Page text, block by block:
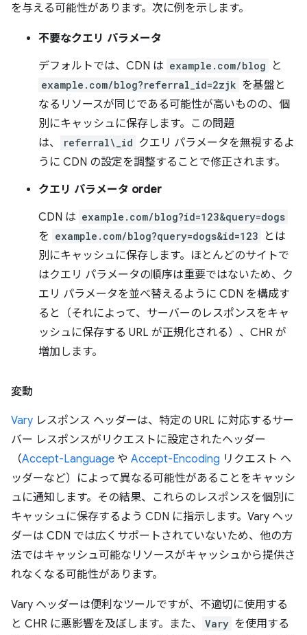
を与える可能性があります。次に例を示します。
不要なクエリ パラメータ
デフォルトでは、CDN は example.com/blog と
example.com/blog?referral_id=2zjk を基盤と
なるリソースが同じである可能性が高いものの、個
別にキャッシュに保存します。この問題
は、
referral\_id クエリ パラメータを無視するよ
うに CDN の設定を調整することで修正されます。
クエリ パラメータ order
CDN は example.com/blog?id=123&query=dogs
を example.com/blog?query=dogs&id=123
とは
別にキャッシュに保存します。ほとんどのサイトで
はクエリ パラメータの順序は重要ではないため、ク
エリ パラメータを並べ替えるように CDN を構成す
ると（それによって、サーバーのレスポンスをキャ
ッシュに保存する URL が正規化される）、CHR が
増加します。
変動
Vary レスポンス ヘッダーは、特定の URL に対応するサー
バー レスポンスがリクエストに設定されたヘッダー
（Accept-Language や Accept-Encoding リクエスト ヘ
ッダーなど）によって異なる可能性があることをキャッシ
ュに通知します。その結果、これらのレスポンスを個別に
キャッシュに保存するよう CDN に指示します。Vary ヘッ
ダーは CDN では広くサポートされていないため、他の方
法ではキャッシュ可能なリソースがキャッシュから提供さ
れなくなる可能性があります。
Vary ヘッダーは便利なツールですが、不適切に使用する
と CHR に悪影響を及ぼします。また、
Vary を使用する